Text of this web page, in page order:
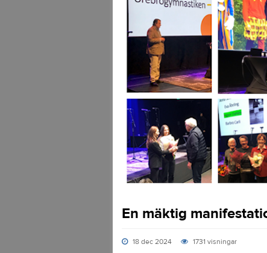
En mäktig
18 dec 2024 1731 visningar